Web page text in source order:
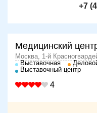
+7
Медицинский
Москва, 1-й
Выставочная
Выставочный центр
4